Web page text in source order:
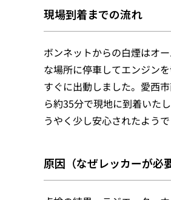
現場到着までの流れ
ボンネットからの白煙はオ
な場所に停車してエンジン
すぐに出動しました。愛西
ら約35分で現地に到着いた
うやく少し安心されたようで
原因（なぜレッカーが必